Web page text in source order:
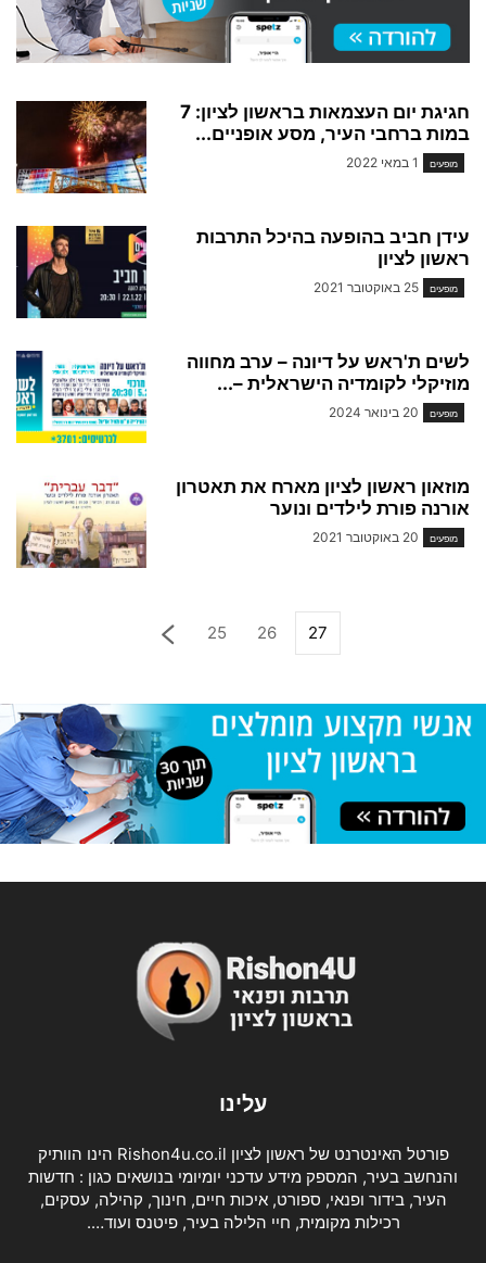
חגיגת יום העצמאות בראשון לציון: 7
במות ברחבי העיר, מסע אופניים...
מופעים 1 במאי 2022
עידן חביב בהופעה בהיכל התרבות
ראשון לציון
מופעים 25 באוקטובר 2021
לשים ת'ראש על דיונה – ערב מחווה
מוזיקלי לקומדיה הישראלית –...
מופעים 20 בינואר 2024
מוזאון ראשון לציון מארח את תאטרון
אורנה פורת לילדים ונוער
מופעים 20 באוקטובר 2021
25 26 27
עלינו
פורטל האינטרנט של ראשון לציון Rishon4u.co.il הינו הוותיק
והנחשב בעיר, המספק מידע עדכני יומיומי בנושאים כגון : חדשות
העיר, בידור ופנאי, ספורט, איכות חיים, חינוך, קהילה, עסקים,
רכילות מקומית, חיי הלילה בעיר, פיטנס ועוד….